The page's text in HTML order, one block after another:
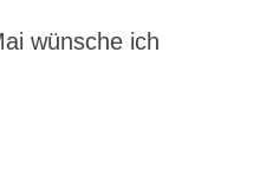
wünsche ich